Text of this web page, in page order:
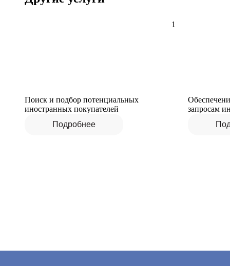
1
Поиск и подбор потенциальных
иностранных покупателей
Подробнее
запросам